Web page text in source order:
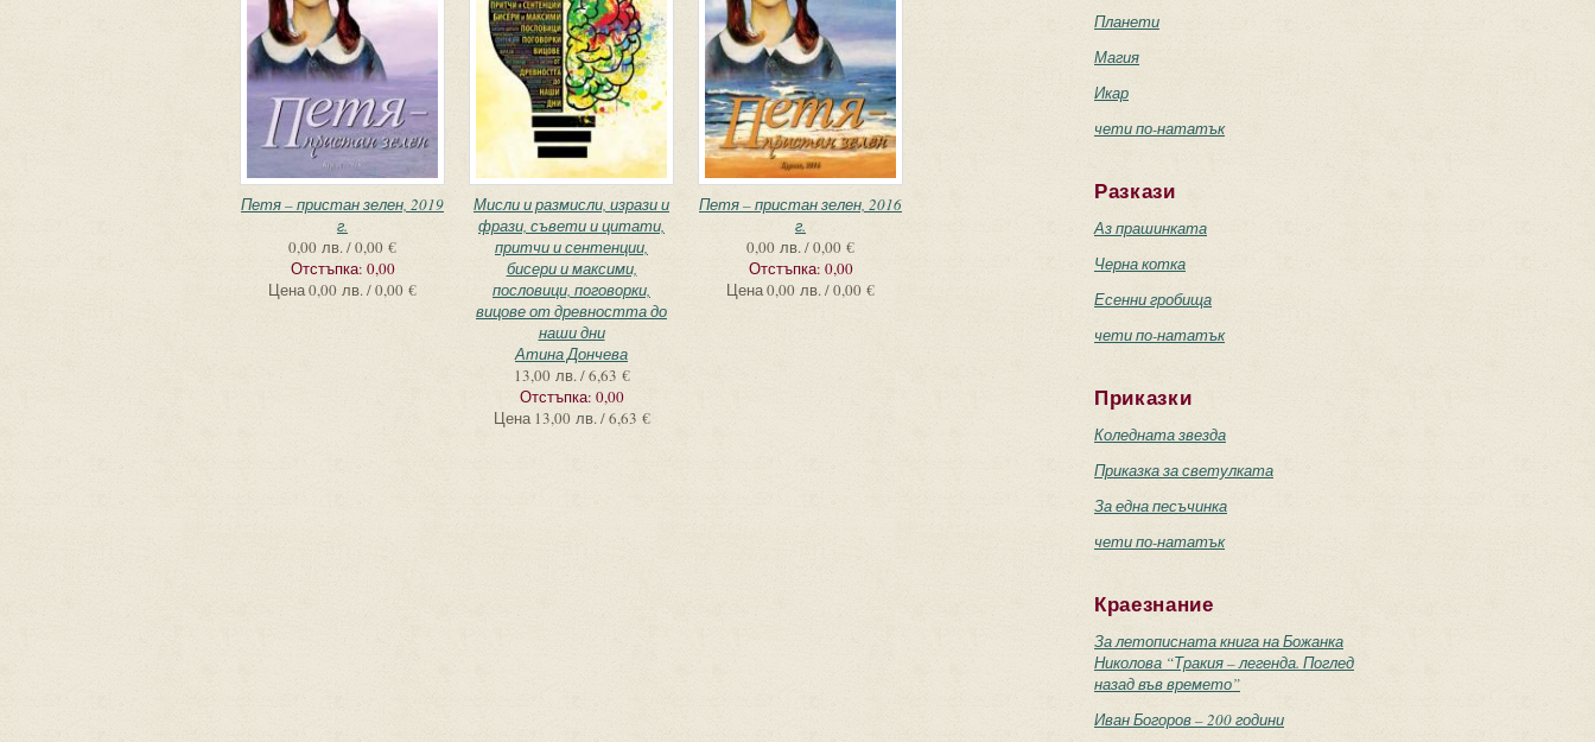
Петя – пристан зелен, 2019
г.
0,00 лв. / 0,00 €
Отстъпка: 0,00
Цена0,00 лв. / 0,00 €
Мисли и размисли, изрази и
фрази, съвети и цитати,
притчи и сентенции,
бисери и максими,
пословици, поговорки,
вицове от древността до
наши дни
Атина Дончева
13,00 лв. / 6,63 €
Отстъпка: 0,00
Цена 13,00 лв. / 6,63 €
Петя – пристан зелен, 2016
г.
0,00 лв. / 0,00 €
Отстъпка: 0,00
Цена0,00 лв. / 0,00 €
Планети
Магия
Икар
чети по-нататък
Разкази
Аз прашинката
Черна котка
Есенни гробища
чети по-нататък
Приказки
Коледната звезда
Приказка за светулката
За една песъчинка
чети по-нататък
Краезнание
За летописната книга на Божанка
Николова “Тракия – легенда. Поглед
назад във времето”
Иван Богоров – 200 години